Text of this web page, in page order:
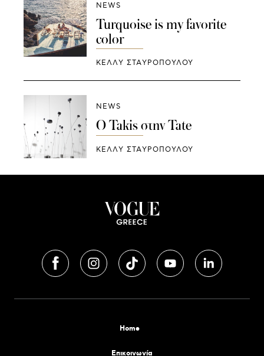
NEWS
Turquoise is my favorite
color
ΚΕΛΛΥ ΣΤΑΥΡΟΠΟΥΛΟΥ
NEWS
Ο Takis στην Tate
ΚΕΛΛΥ ΣΤΑΥΡΟΠΟΥΛΟΥ
Home
Επικοινωνία